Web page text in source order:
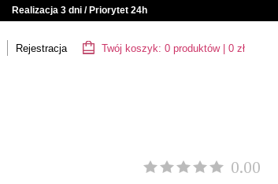
Realizacja 3 dni / Priorytet 24h
Rejestracja Twój koszyk: 0 produktów| 0 zł
0.00